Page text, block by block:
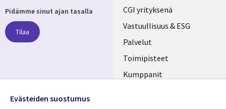
Useful
links
FINLAND
CGI yrityksenä
Vastuullisuus & ESG
Palvelut
Toimipisteet
Kumppanit
Pidämme sinut ajan tasalla
Tilaa
Evästeiden suostumus